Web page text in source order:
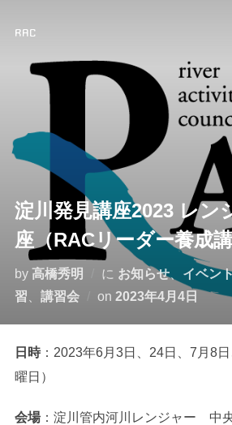
RAC
淀川発見講座2023 レン
座（RACリーダー養成
by 高橋秀明 に お知らせ、 イベン
習
講習会 on 投
2023年4月4日
日時：2023年6月3日、24日、7月8
曜日）
会場：淀川管内河川レンジャー 中